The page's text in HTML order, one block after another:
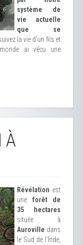
système de
vie actuelle
que se
la vie d'un fils et
ai vécu une
À
Révélation est
une forêt de
35 hectares
située à
Auroville dans
le Sud de l'Inde,